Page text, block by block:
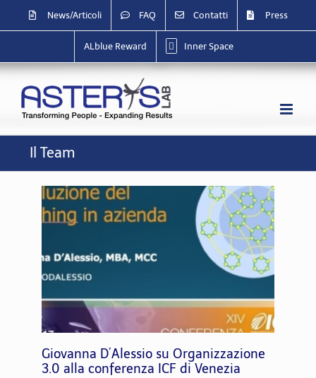
contenuto
News/Articoli FAQ Contatti Press
ALblue Reward Inner Space
Il Team
Giovanna D’Alessio su Organizzazione
3.0 alla conferenza ICF di Venezia